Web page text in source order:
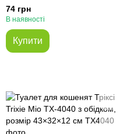
74 грн
В наявності
Купити